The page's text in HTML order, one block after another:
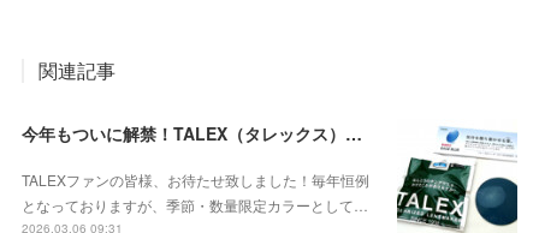
関連記事
今年もついに解禁！TALEX（タレックス）の季節・数量限定カラー「EASE BLUE（イーズブルー）」の受注開始のお知らせ！
TALEXファンの皆様、お待たせ致しました！毎年恒例
となっておりますが、季節・数量限定カラーとして…
2026.03.06 09:31